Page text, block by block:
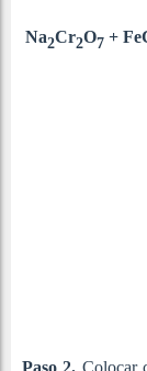
Na2Cr2O7 + Fe
Paso 2. Colocar